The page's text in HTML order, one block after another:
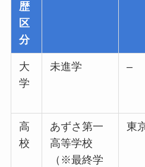
歴
区
分
大
学
未進学 –
高
校
あずさ第一
高等学校
（※最終学
東